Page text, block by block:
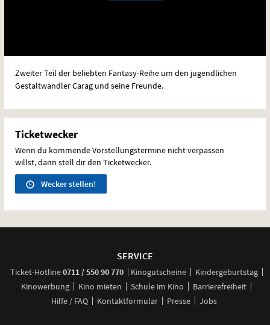
Zweiter Teil der beliebten Fantasy-Reihe um den jugendlichen
Gestaltwandler Carag und seine Freunde.
Ticketwecker
Wenn du kommende Vorstellungstermine nicht verpassen
willst, dann stell dir den Ticketwecker.
Wecker stellen!
SERVICE
Ticket-Hotline0711 / 550 90 770anrufen
Kinogutscheine
Kindergeburtstag
Kinowerbung
Kino mieten Schule im Kino
Barrierefreiheit
Hilfe / FAQ
Kontaktformular Presse Jobs